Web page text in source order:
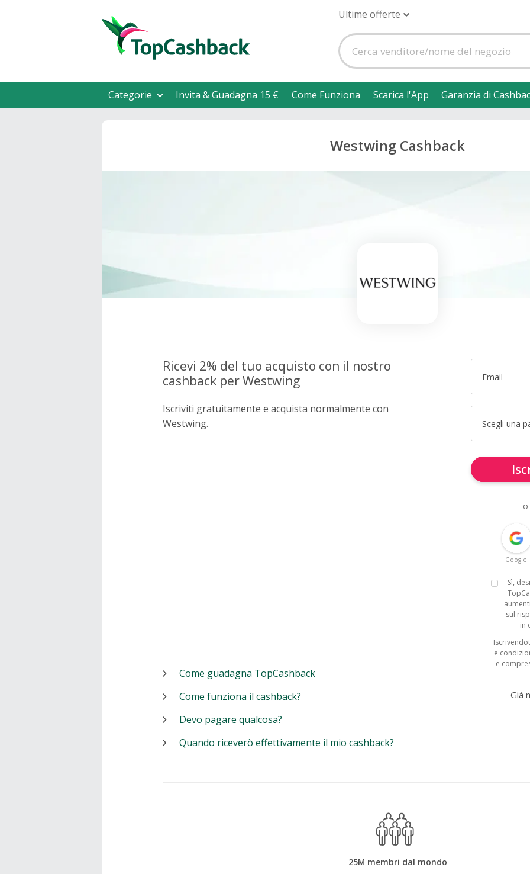
Ultime offerte
Categorie Invita & Guadagna 15 € Come Funziona Scarica l'App Garanzia di
Westwing Cashback
Ricevi 2% del tuo acquisto con il nostro
cashback per Westwing
Iscriviti gratuitamente e acquista normalmente con
Westwing.
Email
Scegli una
Google
Sì,
sul
in
e
e
Già
Come guadagna TopCashback
Come funziona il cashback?
Devo pagare qualcosa?
Quando riceverò effettivamente il mio cashback?
25M membri dal mondo